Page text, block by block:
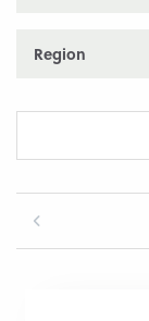
Region